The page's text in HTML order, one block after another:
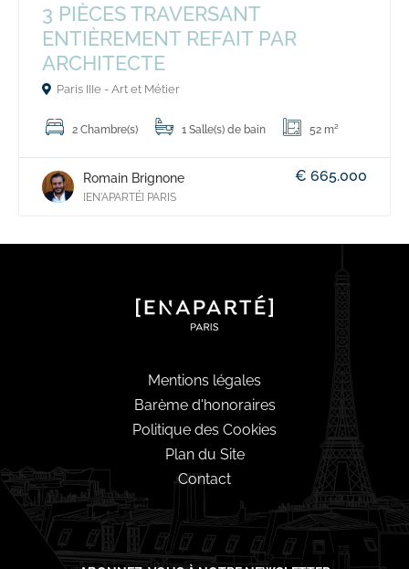
3 PIÈCES TRAVERSANT
ENTIÈREMENT REFAIT PAR
ARCHITECTE
Paris IIIe - Art et Métier
2 Chambre(s) 1 Salle(s) de bain 52 m²
Romain Brignone
[EN'APARTÉ] PARIS
€ 665.000
Mentions légales
Barème d'honoraires
Politique des Cookies
Plan du Site
Contact